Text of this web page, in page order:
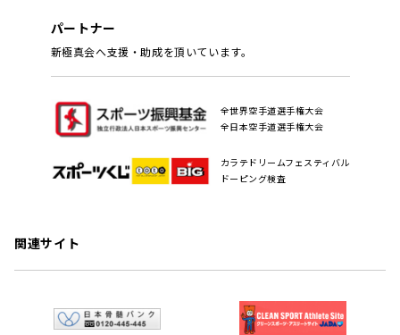
パートナー
新極真会へ支援・助成を頂いています。
全世界空手道選手権大会
全日本空手道選手権大会
カラテドリームフェスティバル
ドーピング検査
関連サイト